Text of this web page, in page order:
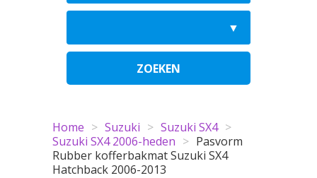
ZOEKEN
Home > Suzuki > Suzuki SX4 >
Suzuki SX4 2006-heden > Pasvorm
Rubber kofferbakmat Suzuki SX4
Hatchback 2006-2013